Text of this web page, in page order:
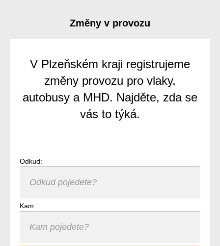
Změny v provozu
V Plzeňském kraji registrujeme
změny provozu pro vlaky,
autobusy a MHD. Najděte, zda se
vás to týká.
Odkud:
Kam: